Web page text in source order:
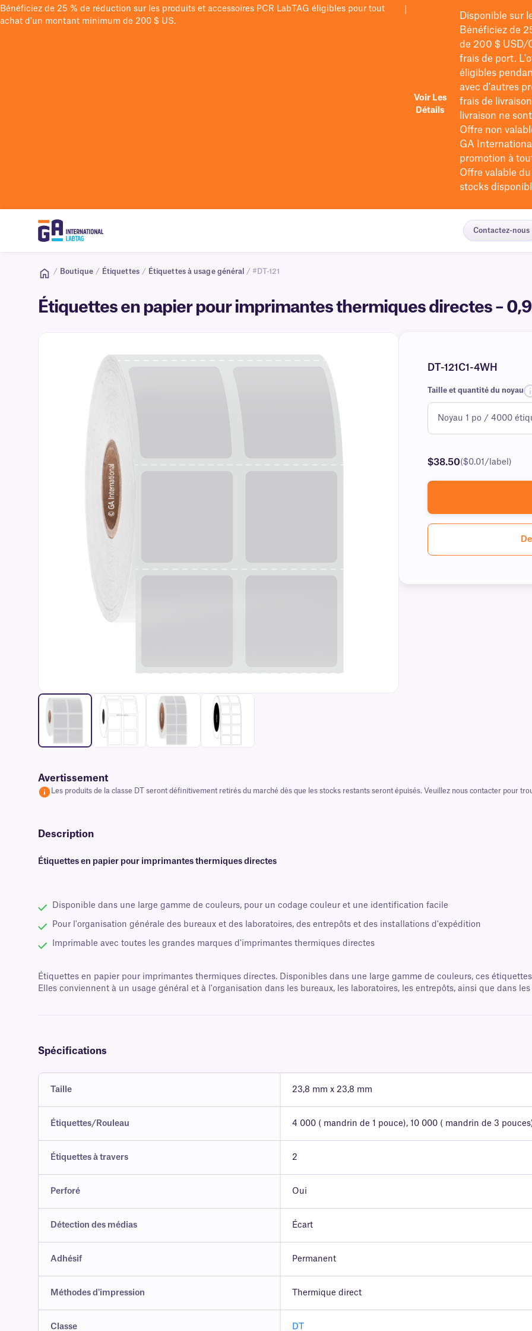
Bénéficiez de 25 % de réduction sur les produits et accessoires PCR LabTAG éligibles pour tout
achat d'un montant minimum de 200 $ US.
Voir Les
Détails
Disponible sur
Bénéficiez de
de 200 $USD/
frais de port.
éligibles
avec d'autres
frais de
livraison ne
Offre non
GA
promotion à
Offre valable
stocks
Contactez-nous
/ Boutique / Étiquettes / Étiquettes à usage général / #DT-121
Étiquettes en papier pour imprimantes thermiques directes –
DT-121C1-4WH
Taille et quantité du noyau
$38.50($0.01/label)
Avertissement
Les produits de la classe DT seront définitivement retirés du marché dès que les stocks restants seront épuisés. Veuillez nous contacter pour
Description
Étiquettes en papier pour imprimantes thermiques directes
Disponible dans une large gamme de couleurs, pour un codage couleur et une identification facile
Pour l'organisation générale des bureaux et des laboratoires, des entrepôts et des installations d'expédition
Imprimable avec toutes les grandes marques d'imprimantes thermiques directes
Étiquettes en papier pour imprimantes thermiques directes. Disponibles dans une large gamme de couleurs, ces
Elles conviennent à un usage général et à l'organisation dans les bureaux, les laboratoires, les entrepôts, ainsi que dans
Spécifications
Taille 23,8 mm x 23,8 mm
Étiquettes/Rouleau 4 000 ( mandrin de 1 pouce), 10 000 ( mandrin de 3
Étiquettes à travers 2
Perforé Oui
Détection des médias Écart
Adhésif Permanent
Méthodes d'impression Thermique direct
Classe DT